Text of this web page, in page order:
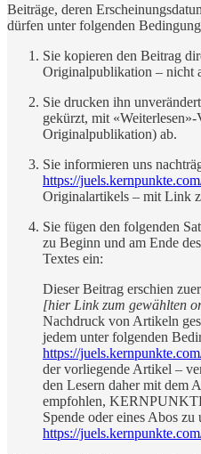
Beiträge, deren
dürfen unter folgenden
Sie kopieren den Beitrag
Originalpublikation – nicht
Sie drucken ihn
gekürzt, mit
Originalpublikation) ab.
Sie informieren uns
https://
Originalartikels – mit Link
Sie fügen den folgenden
zu Beginn und am Ende
Textes ein:
Dieser Beitrag erschien
[hier Link zum gewählten
Nachdruck von Artikeln
jedem unter folgenden
https://
der vorliegende Artikel –
den Lesern daher mit dem
empfohlen,
Spende oder eines Abos zu
https://